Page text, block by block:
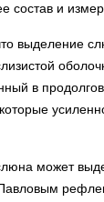
состав и
выделение
в
может